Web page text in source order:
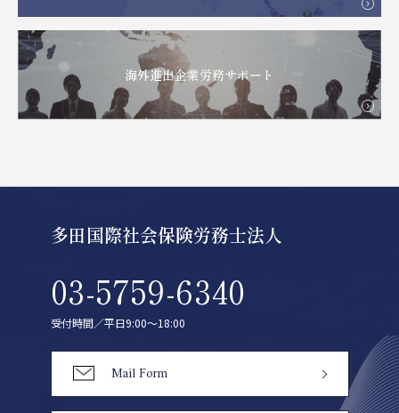
海外進出企業労務サポート
多田国際社会保険労務士法人
03-5759-6340
受付時間／平日9:00〜18:00
Mail Form